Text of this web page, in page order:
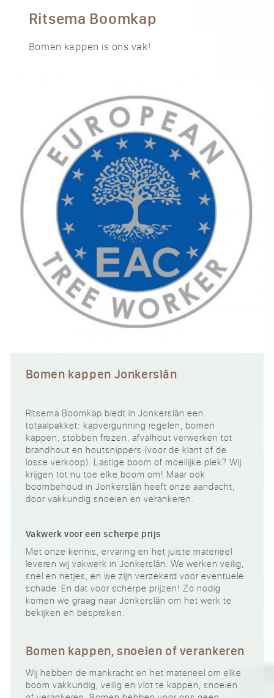
Ritsema Boomkap
Bomen kappen is ons vak!
Bomen kappen Jonkerslân
Ritsema Boomkap biedt in Jonkerslân een
totaalpakket: kapvergunning regelen, bomen
kappen, stobben frezen, afvalhout verwerken tot
brandhout en houtsnippers (voor de klant of de
losse verkoop). Lastige boom of moeilijke plek? Wij
krijgen tot nu toe elke boom om! Maar ook
boombehoud in Jonkerslân heeft onze aandacht,
door vakkundig snoeien en verankeren.
Vakwerk voor een scherpe prijs
Met onze kennis, ervaring en het juiste materieel
leveren wij vakwerk in Jonkerslân. We werken veilig,
snel en netjes, en we zijn verzekerd voor eventuele
schade. En dat voor scherpe prijzen! Zo nodig
komen we graag naar Jonkerslân om het werk te
bekijken en bespreken.
Bomen kappen, snoeien of verankeren
Wij hebben de mankracht en het materieel om elke
boom vakkundig, veilig en vlot te kappen, snoeien